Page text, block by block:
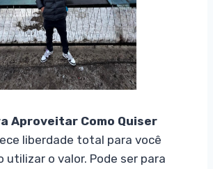
Aproveitar Como Quiser
liberdade total para você
utilizar o valor. Pode ser para